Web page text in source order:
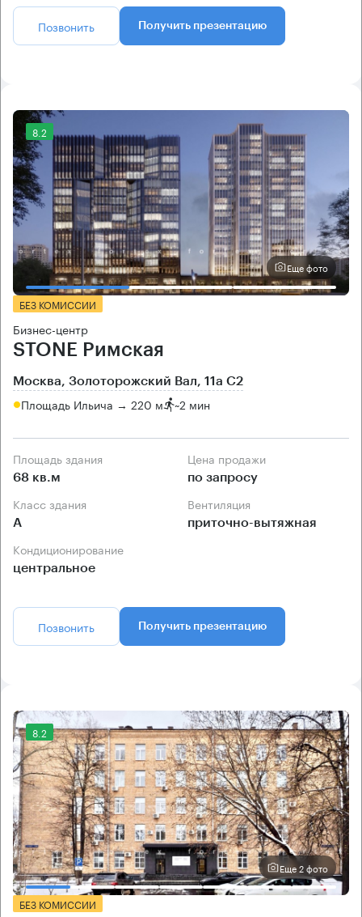
Позвонить Получить презентацию
8.2
Еще фото
БЕЗ КОМИССИИ
Бизнес-центр
STONE Римская
Москва, Золоторожский Вал, 11а С2
Площадь Ильича → 220 м ~2 мин
Площадь здания
68 кв.м
Цена продажи
по запросу
Класс здания
А
Вентиляция
приточно-вытяжная
Кондиционирование
центральное
Позвонить Получить презентацию
8.2
Еще 2 фото
БЕЗ КОМИССИИ